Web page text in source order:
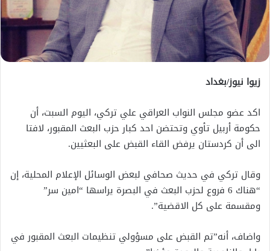
زيوا نيوز/بغداد
اكد عضو مجلس النواب العراقي علي تركي، اليوم السبت، أن
حكومة أربيل تأوي وتحتضن احد كبار حزب البعث المقبور، لافتا
الى أن كردستان يرفض القاء القبض على البعثيين.
وقال تركي في حديث صحافي لبعض الوسائل الإعلام المحلية، إن
“هناك 6 فروع لحزب البعث في البصرة يراسها “امين سر”
ومقسمة على كل الاقضية”.
واضاف، أنه”تم القبض على مسؤولي تنظيمات البعث المقبور في